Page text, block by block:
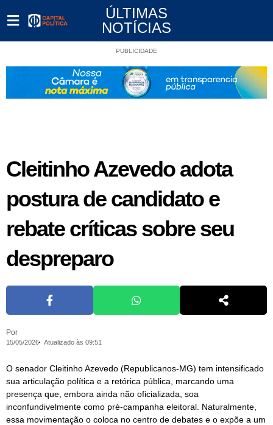
ÚLTIMAS
NOTÍCIAS
PUBLICIDADE
Cleitinho Azevedo adota
postura de candidato e
rebate críticas sobre seu
despreparo
Por
15/05/2026 Atualizado às 09:51
O senador Cleitinho Azevedo (Republicanos-MG) tem intensificado
sua articulação política e a retórica pública, marcando uma
presença que, embora ainda não oficializada, soa
inconfundivelmente como pré-campanha eleitoral. Naturalmente,
essa movimentação o coloca no centro de debates e o expõe a um